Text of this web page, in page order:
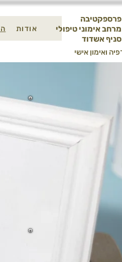
אודות
פרספקטיבה
מרחב אימוני טיפולי
סניף אשדוד